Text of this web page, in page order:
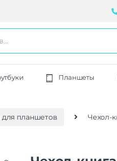
Планшеты
планшетов Чехол-